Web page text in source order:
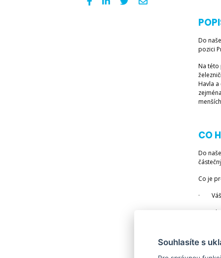
Do
pozici
Na této
Havla
CO
Do
Co je
· Váš
·
·
Souhlasíte s